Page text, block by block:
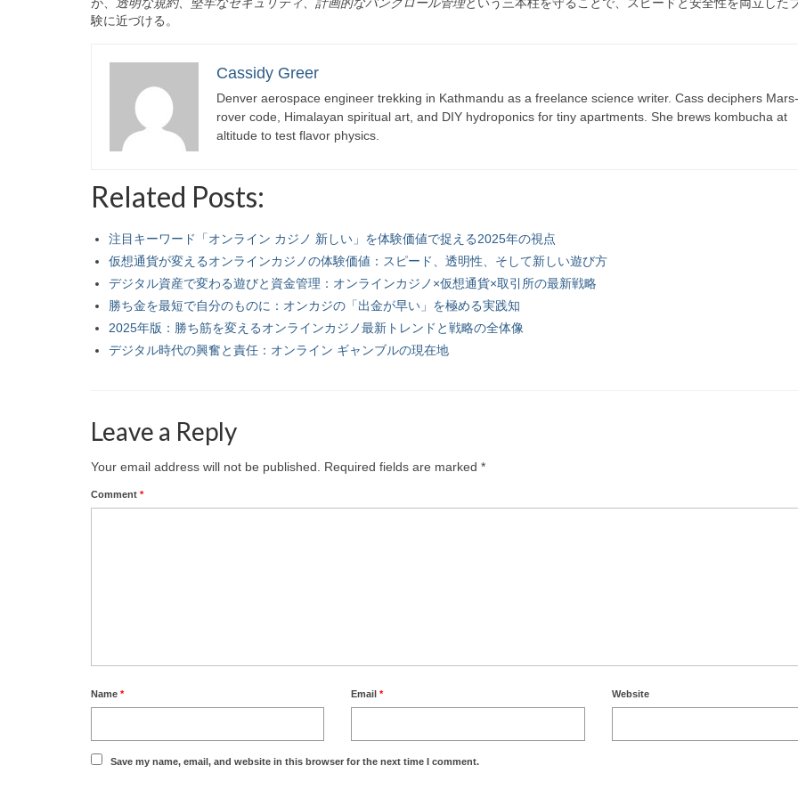
験に近づける。
Cassidy Greer
Denver aerospace engineer trekking in Kathmandu as a freelance science writer. Cass deciphers Mars-
rover code, Himalayan spiritual art, and DIY hydroponics for tiny apartments. She brews kombucha at
altitude to test flavor physics.
Related Posts:
注目キーワード「オンライン カジノ 新しい」を体験価値で捉える2025年の視点
仮想通貨が変えるオンラインカジノの体験価値：スピード、透明性、そして新しい遊び方
デジタル資産で変わる遊びと資金管理：オンラインカジノ×仮想通貨×取引所の最新戦略
勝ち金を最短で自分のものに：オンカジの「出金が早い」を極める実践知
2025年版：勝ち筋を変えるオンラインカジノ最新トレンドと戦略の全体像
デジタル時代の興奮と責任：オンライン ギャンブルの現在地
Leave a Reply
Your email address will not be published. Required fields are marked *
Comment *
Name * Email* Website
Save my name, email, and website in this browser for the next time I comment.